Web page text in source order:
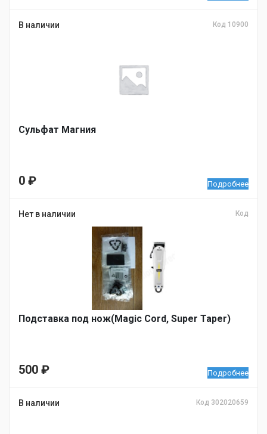
В наличии Код 10900
Сульфат Магния
0 ₽ Подробнее
Нет в наличии Код
Подставка под нож(Magic Cord, Super Taper)
500 ₽ Подробнее
В наличии Код 302020659